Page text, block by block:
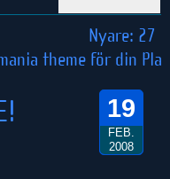
Nyare: 27
theme för din
19
FEB.
2008